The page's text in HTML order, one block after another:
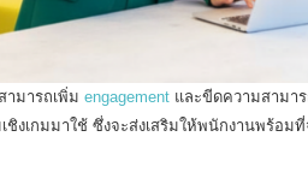
ามารถเพิ่ม engagement และขีดความสามา
ชิงเกมมาใช้ ซึ่งจะส่งเสริมให้พนักงานพร้อ